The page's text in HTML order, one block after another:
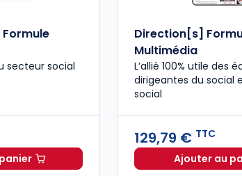
Formule
secteur social
Media Social - Formule classique à 224,70 €
Direction[s]
Multimédia
L’allié 100% utile des
dirigeantes du social
social
129,79 € TTC
Ajouter au